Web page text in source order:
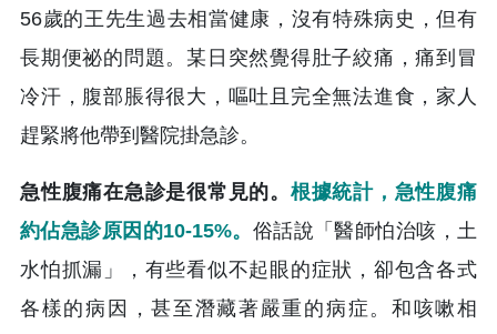
56歲的王先生過去相當健康，沒有特殊病史，但有
長期便祕的問題。某日突然覺得肚子絞痛，痛到冒
冷汗，腹部脹得很大，嘔吐且完全無法進食，家人
趕緊將他帶到醫院掛急診。
急性腹痛在急診是很常見的。 根據統計，急性腹痛
約佔急診原因的10-15%。 俗話說「醫師怕治咳，土
水怕抓漏」，有些看似不起眼的症狀，卻包含各式
各樣的病因，甚至潛藏著嚴重的病症。和咳嗽相